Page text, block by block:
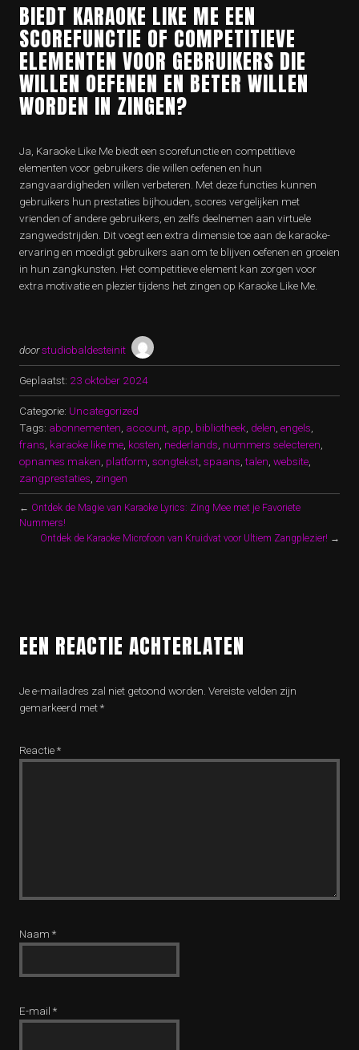
BIEDT KARAOKE LIKE ME EEN
SCOREFUNCTIE OF COMPETITIEVE
ELEMENTEN VOOR GEBRUIKERS DIE
WILLEN OEFENEN EN BETER WILLEN
WORDEN IN ZINGEN?
Ja, Karaoke Like Me biedt een scorefunctie en competitieve
elementen voor gebruikers die willen oefenen en hun
zangvaardigheden willen verbeteren. Met deze functies kunnen
gebruikers hun prestaties bijhouden, scores vergelijken met
vrienden of andere gebruikers, en zelfs deelnemen aan virtuele
zangwedstrijden. Dit voegt een extra dimensie toe aan de karaoke-
ervaring en moedigt gebruikers aan om te blijven oefenen en groeien
in hun zangkunsten. Het competitieve element kan zorgen voor
extra motivatie en plezier tijdens het zingen op Karaoke Like Me.
doorstudiobaldesteinit
Geplaatst: 23 oktober 2024
Categorie: Uncategorized
Tags: abonnementen account app bibliotheek delen engels
frans karaoke like me kosten nederlands nummers selecteren
opnames maken platform songtekst spaans ,talen website
zangprestaties zingen
← Ontdek de Magie van Karaoke Lyrics: Zing Mee met je Favoriete
Nummers!
Ontdek de Karaoke Microfoon van Kruidvat voor Ultiem Zangplezier! →
EEN REACTIE ACHTERLATEN
Je e-mailadres zal niet getoond worden. Vereiste velden zijn
gemarkeerd met*
Reactie*
Naam *
E-mail *